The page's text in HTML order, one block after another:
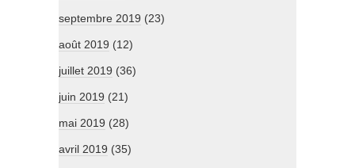
septembre 2019 (23)
août 2019 (12)
juillet 2019 (36)
juin 2019 (21)
mai 2019 (28)
avril 2019 (35)